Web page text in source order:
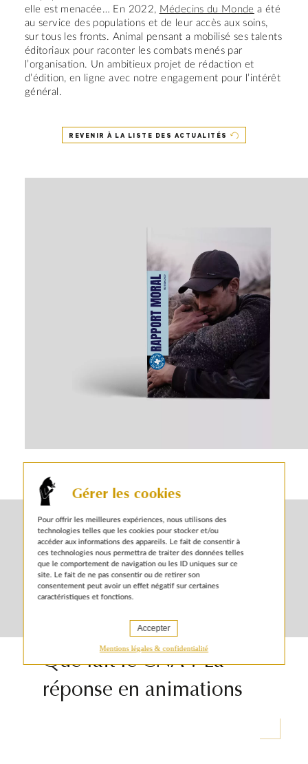
Gérer les cookies
Pour offrir les meilleures expériences, nous utilisons des
technologies telles que les cookies pour stocker et/ou
accéder aux informations des appareils. Le fait de consentir à
ces technologies nous permettra de traiter des données telles
que le comportement de navigation ou les ID uniques sur ce
site. Le fait de ne pas consentir ou de retirer son
consentement peut avoir un effet négatif sur certaines
caractéristiques et fonctions.
Accepter
Mentions légales & confidentialité
elle est menacée… En 2022, Médecins du Monde a été
au service des populations et de leur accès aux soins,
sur tous les fronts. Animal pensant a mobilisé ses talents
éditoriaux pour raconter les combats menés par
l’organisation. Un ambitieux projet de rédaction et
d’édition, en ligne avec notre engagement pour l’intérêt
général.
REVENIR À LA LISTE DES ACTUALITÉS
autres actualités sur le même sujet
Que fait le CNA ? La
réponse en animations